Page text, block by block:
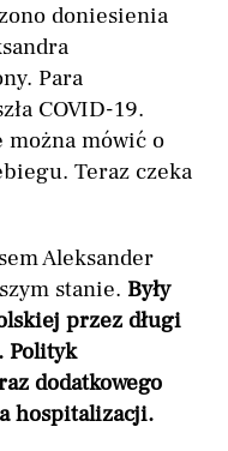
doniesienia
Para
COVID-19.
mówić o
Teraz czeka
Aleksander
stanie. Były
przez długi
Polityk
dodatkowego
hospitalizacji.